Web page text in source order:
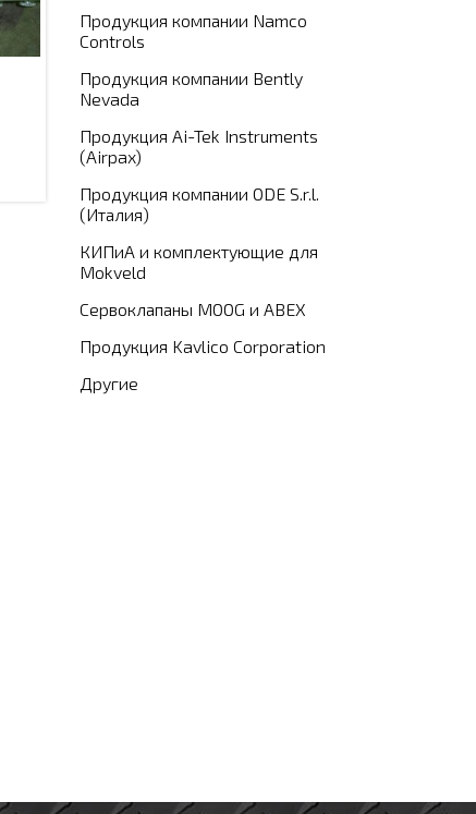
Продукция компании Namco
Controls
Продукция компании Bently
Nevada
Продукция Ai-Tek Instruments
(Airpax)
Продукция компании ODE S.r.l.
(Италия)
КИПиА и комплектующие для
Mokveld
Сервоклапаны MOOG и ABEX
Продукция Kavlico Corporation
Другие